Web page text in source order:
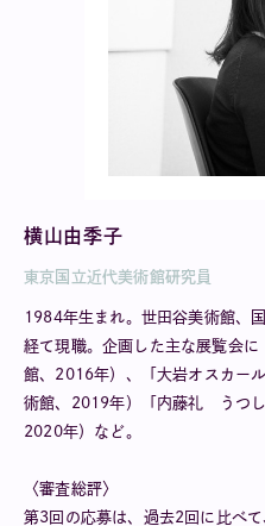
横山由季子
東京国立近代美術館研究員
1984年生まれ。世田谷美術館、
経て現職。企画した主な展覧会
館、2016年）、「大岩オスカー
術館、2019年）「内藤礼 うつし
2020年）など。
〈審査総評〉
第3回の応募は、過去2回に比べ